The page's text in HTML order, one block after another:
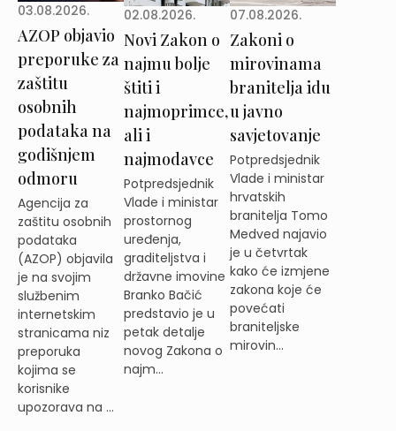
03.08.2026.
AZOP objavio
preporuke za
zaštitu
osobnih
podataka na
godišnjem
odmoru
Agencija za
zaštitu osobnih
podataka
(AZOP) objavila
je na svojim
službenim
internetskim
stranicama niz
preporuka
kojima se
korisnike
upozorava na ...
02.08.2026.
Novi Zakon o
najmu bolje
štiti i
najmoprimce,
ali i
najmodavce
Potpredsjednik
Vlade i ministar
prostornog
uređenja,
graditeljstva i
državne imovine
Branko Bačić
predstavio je u
petak detalje
novog Zakona o
najm...
07.08.2026.
Zakoni o
mirovinama
branitelja idu
u javno
savjetovanje
Potpredsjednik
Vlade i ministar
hrvatskih
branitelja Tomo
Medved najavio
je u četvrtak
kako će izmjene
zakona koje će
povećati
braniteljske
mirovin...